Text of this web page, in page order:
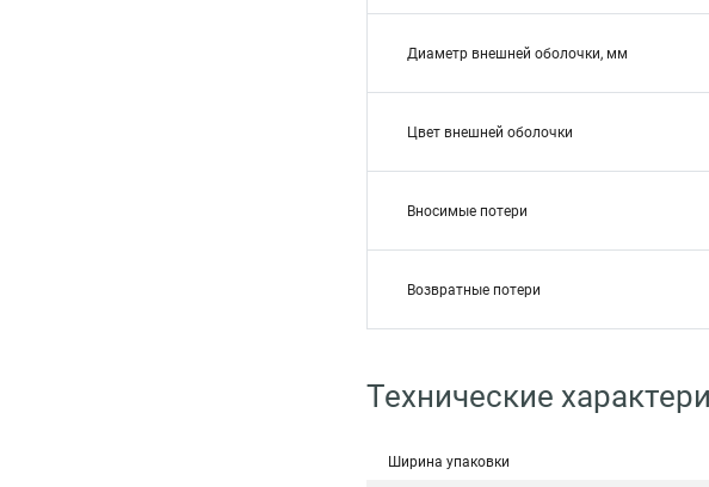
Диаметр внешней оболочки, мм
Цвет внешней оболочки
Вносимые потери
Возвратные потери
Технические
Ширина упаковки